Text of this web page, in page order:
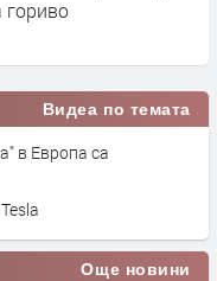
гориво
Видеа по темата
в Европа са
Още новини